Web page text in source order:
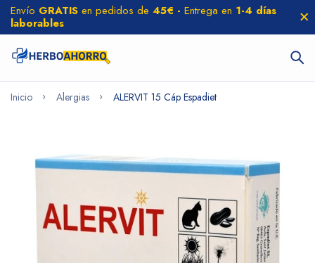
Envío GRATIS en pedidos de 45€ - Entrega en 1-4 días
laborables
Inicio Alergias ALERVIT 15 Cáp Espadiet